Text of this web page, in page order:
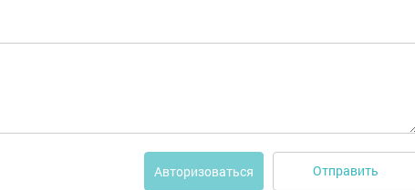
Авторизоваться Отправить